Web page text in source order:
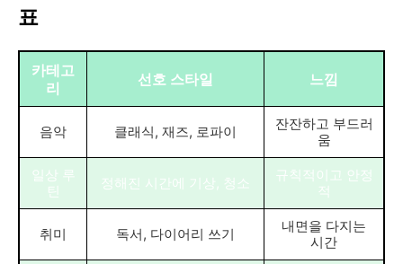
표
카테고
리
선호 스타일 느낌
음악 클래식, 재즈, 로파이
잔잔하고 부드러
움
일상 루
틴
정해진 시간에 기상, 청소
규칙적이고 안정
적
취미 독서, 다이어리 쓰기
내면을 다지는
시간